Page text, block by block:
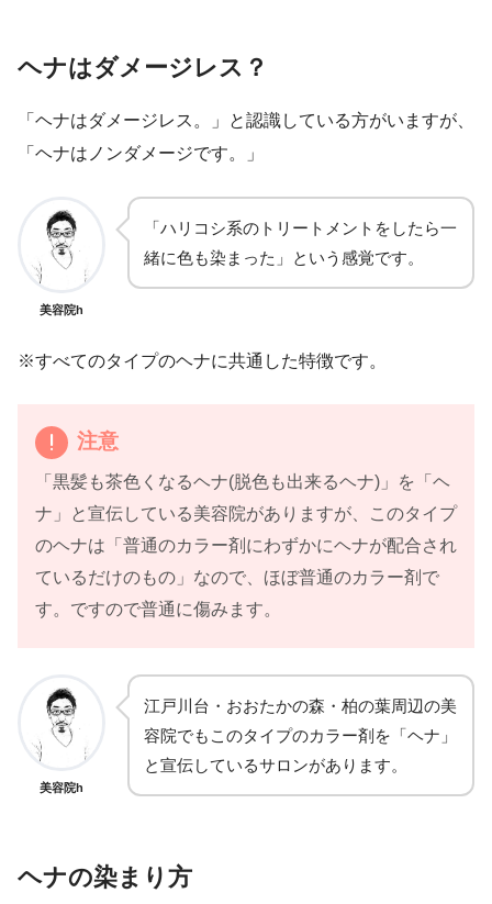
ヘナはダメージレス？
「ヘナはダメージレス。」と認識している方がいますが、
「ヘナはノンダメージです。」
美容院h
「ハリコシ系のトリートメントをしたら一
緒に色も染まった」という感覚です。
※すべてのタイプのヘナに共通した特徴です。
注意
「黒髪も茶色くなるヘナ(脱色も出来るヘナ)」を「ヘ
ナ」と宣伝している美容院がありますが、このタイプ
のヘナは「普通のカラー剤にわずかにヘナが配合され
ているだけのもの」なので、ほぼ普通のカラー剤で
す。ですので普通に傷みます。
美容院h
江戸川台・おおたかの森・柏の葉周辺の美
容院でもこのタイプのカラー剤を「ヘナ」
と宣伝しているサロンがあります。
ヘナの染まり方